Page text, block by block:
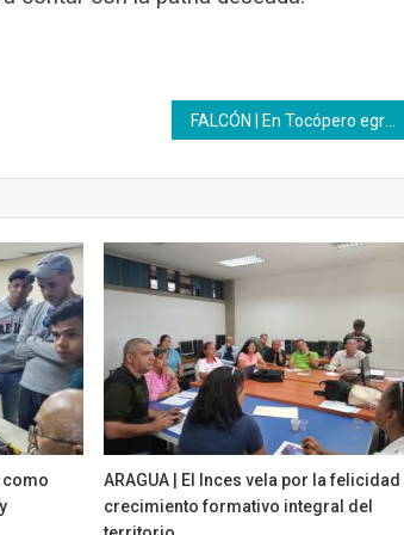
como
ARAGUA | El Inces vela por la felicidad
crecimiento formativo integral del